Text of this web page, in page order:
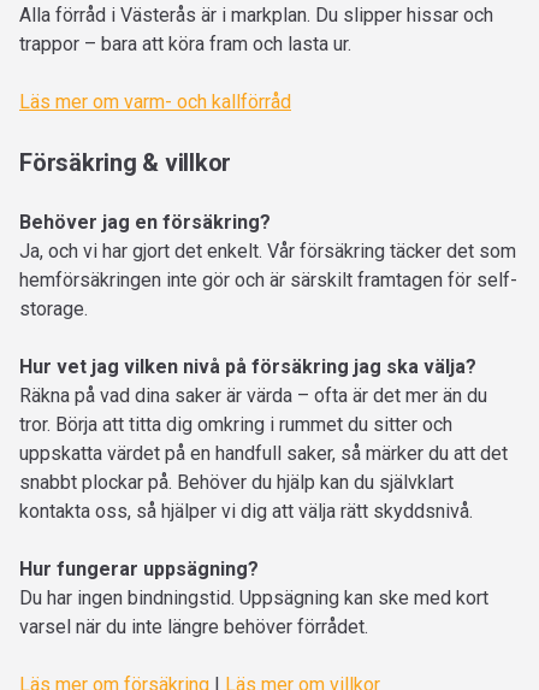
Alla förråd i Västerås är i markplan. Du slipper hissar och
trappor – bara att köra fram och lasta ur.
Läs mer om varm- och kallförråd
Försäkring & villkor
Behöver jag en försäkring?
Ja, och vi har gjort det enkelt. Vår försäkring täcker det som
hemförsäkringen inte gör och är särskilt framtagen för self-
storage.
Hur vet jag vilken nivå på försäkring jag ska välja?
Räkna på vad dina saker är värda – ofta är det mer än du
tror. Börja att titta dig omkring i rummet du sitter och
uppskatta värdet på en handfull saker, så märker du att det
snabbt plockar på. Behöver du hjälp kan du självklart
kontakta oss, så hjälper vi dig att välja rätt skyddsnivå.
Hur fungerar uppsägning?
Du har ingen bindningstid. Uppsägning kan ske med kort
varsel när du inte längre behöver förrådet.
Läs mer om försäkring Läs mer om villkor